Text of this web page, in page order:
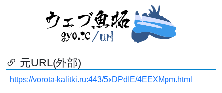
元URL(外部)
https://vorota-kalitki.ru:443/5xDPdIE/4EEXMpm.html